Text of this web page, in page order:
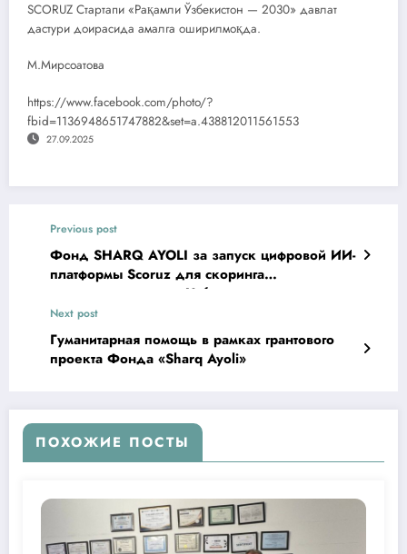
SCORUZ Стартапи «Рақамли Ўзбекистон — 2030» давлат
дастури доирасида амалга оширилмоқда.
М.Мирсоатова
https://www.facebook.com/photo/?
fbid=1136948651747882&set=a.438812011561553
27.09.2025
Previous post
Фонд SHARQ AYOLI за запуск цифровой ИИ-
платформы Scoruz для скоринга
юридических лиц в Узбекистане
Next post
Гуманитарная помощь в рамках грантового
проекта Фонда «Sharq Ayoli»
ПОХОЖИЕ ПОСТЫ